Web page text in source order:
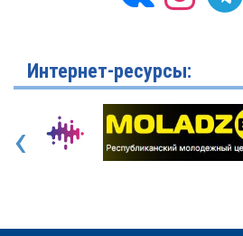
Интернет-ресурсы:
‹